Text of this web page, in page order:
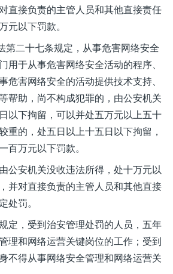
直接负责的主管人员和其他直接责任
元以下罚款。
二十七条规定，从事危害网络安全
用于从事危害网络安全活动的程序、
危害网络安全的活动提供技术支持、
帮助，尚不构成犯罪的，由公安机关
以下拘留，可以并处五万元以上五十
重的，处五日以上十五日以下拘留，
百万元以下罚款。
公安机关没收违法所得，处十万元以
并对直接负责的主管人员和其他直接
处罚。
定，受到治安管理处罚的人员，五年
理和网络运营关键岗位的工作；受到
不得从事网络安全管理和网络运营关